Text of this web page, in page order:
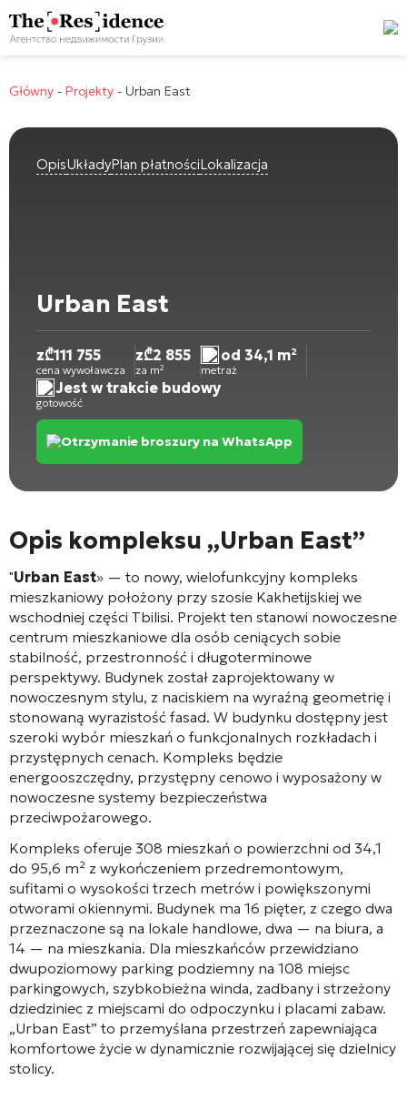
Główny - Projekty - Urban East
OpisUkładyPlan płatnościLokalizacja
Urban East
z₾111 755
cena wywoławcza
z₾2 855
za m²
od 34,1 m²
metraż
Jest w trakcie budowy
gotowość
Otrzymanie broszury na WhatsApp
Opis kompleksu „Urban East”
"Urban East» — to nowy, wielofunkcyjny kompleks
mieszkaniowy położony przy szosie Kakhetijskiej we
wschodniej części Tbilisi. Projekt ten stanowi nowoczesne
centrum mieszkaniowe dla osób ceniących sobie
stabilność, przestronność i długoterminowe
perspektywy. Budynek został zaprojektowany w
nowoczesnym stylu, z naciskiem na wyraźną geometrię i
stonowaną wyrazistość fasad. W budynku dostępny jest
szeroki wybór mieszkań o funkcjonalnych rozkładach i
przystępnych cenach. Kompleks będzie
energooszczędny, przystępny cenowo i wyposażony w
nowoczesne systemy bezpieczeństwa
przeciwpożarowego.
Kompleks oferuje 308 mieszkań o powierzchni od 34,1
do 95,6 m² z wykończeniem przedremontowym,
sufitami o wysokości trzech metrów i powiększonymi
otworami okiennymi. Budynek ma 16 pięter, z czego dwa
przeznaczone są na lokale handlowe, dwa — na biura, a
14 — na mieszkania. Dla mieszkańców przewidziano
dwupoziomowy parking podziemny na 108 miejsc
parkingowych, szybkobieżna winda, zadbany i strzeżony
dziedziniec z miejscami do odpoczynku i placami zabaw.
„Urban East” to przemyślana przestrzeń zapewniająca
komfortowe życie w dynamicznie rozwijającej się dzielnicy
stolicy.